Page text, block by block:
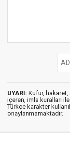
UYARI: Küfür, hakaret,
içeren, imla kuralları ile
Türkçe karakter
onaylanmamaktadır.